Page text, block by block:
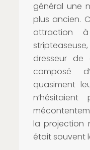
général une
plus ancien.
attraction
dresseur
composé
quasiment
la projection
était souvent